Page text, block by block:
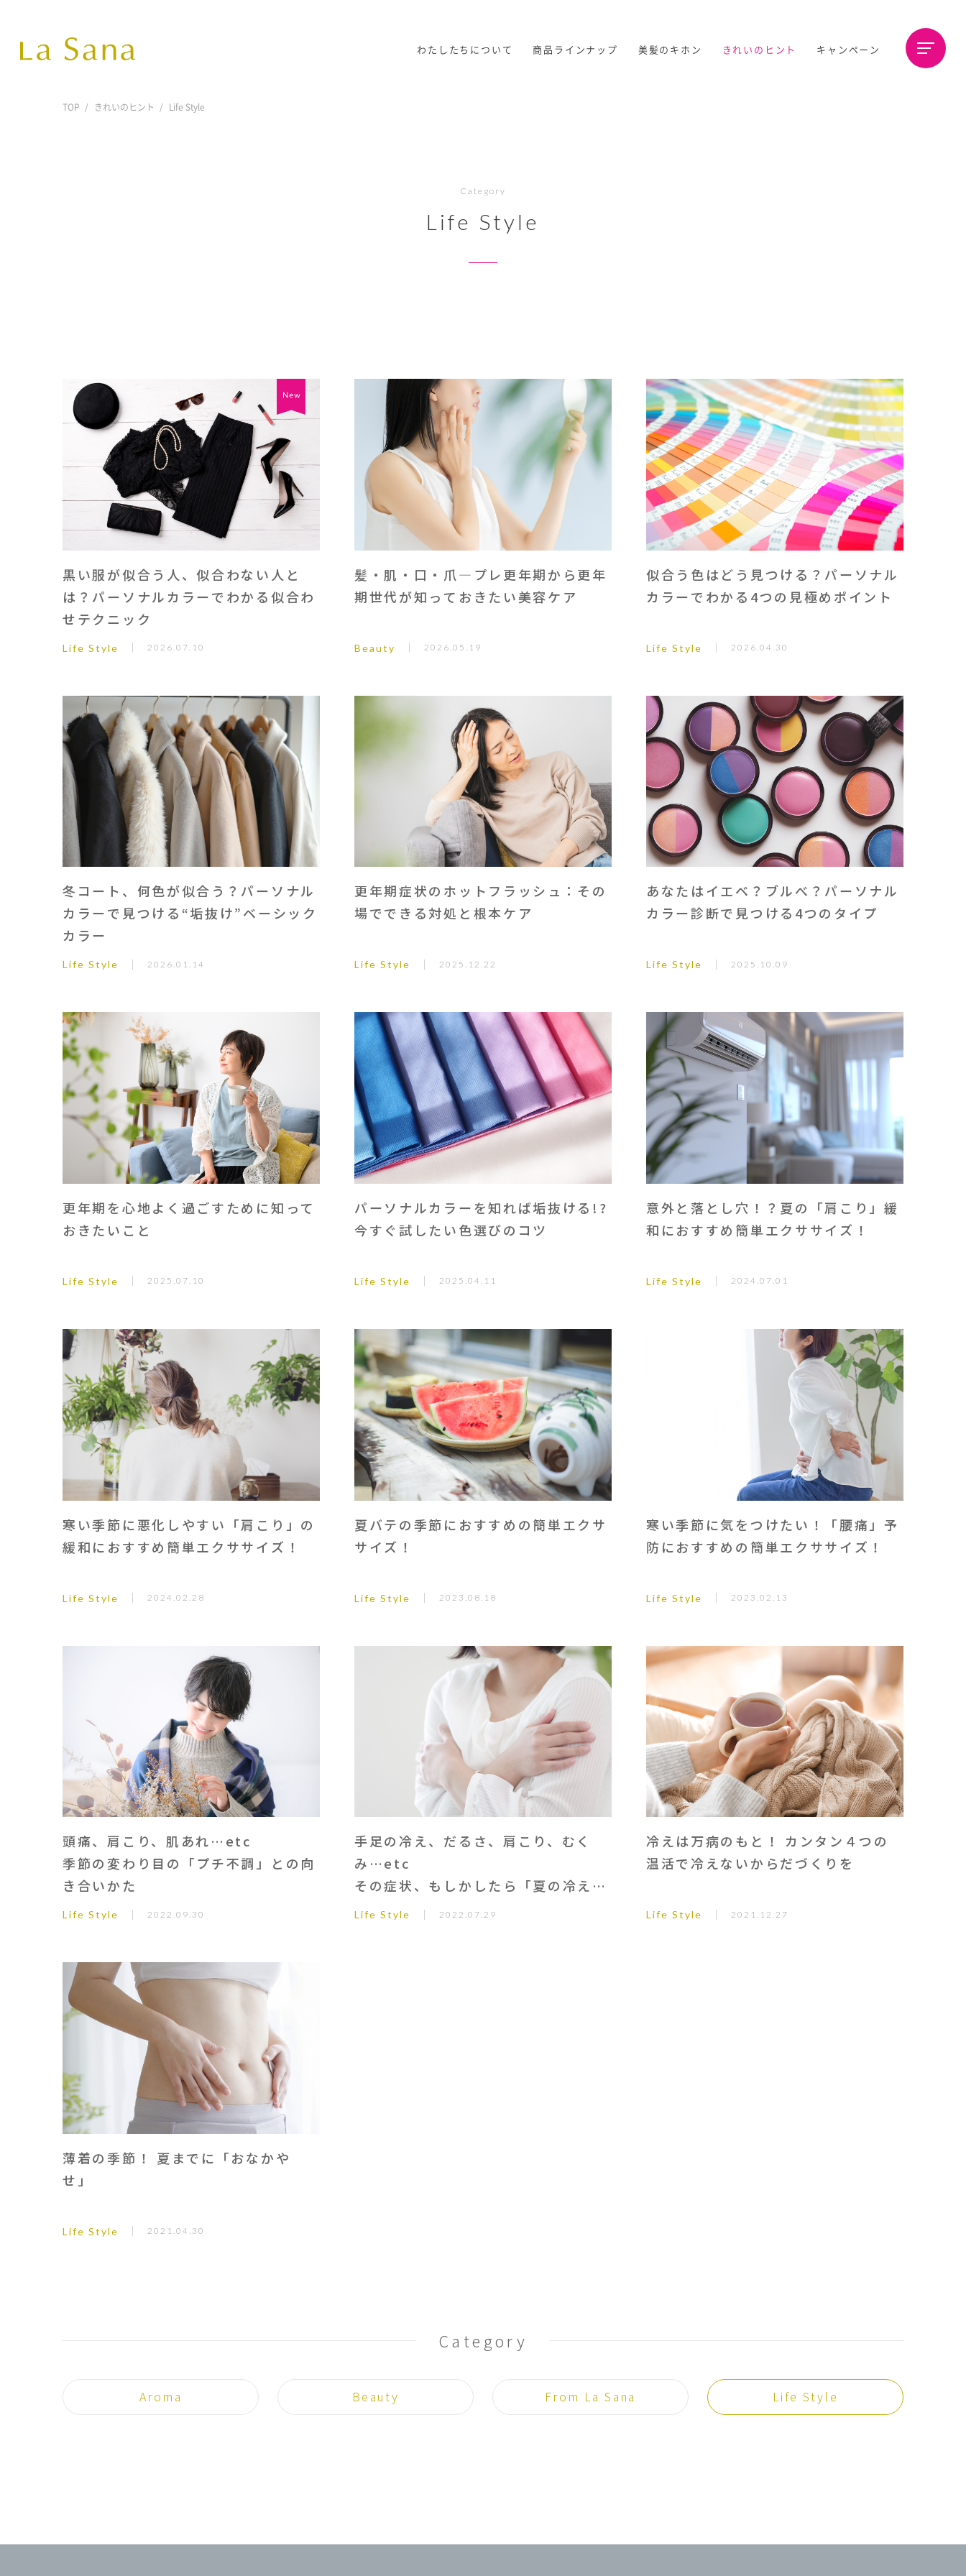
わたしたちについて 商品ラインナップ 美髪のキホン きれいのヒント キャンペーン
TOP きれいのヒント Life Style
Category
Life Style
黒い服が似合う人、似合わない人と
は？パーソナルカラーでわかる似合わ
せテクニック
Life Style 2026.07.10
髪・肌・口・爪―プレ更年期から更年
期世代が知っておきたい美容ケア
Beauty 2026.05.19
似合う色はどう見つける？パーソナル
カラーでわかる4つの見極めポイント
Life Style 2026.04.30
冬コート、何色が似合う？パーソナル
カラーで見つける“垢抜け”ベーシック
カラー
Life Style 2026.01.14
更年期症状のホットフラッシュ：その
場でできる対処と根本ケア
Life Style 2025.12.22
あなたはイエベ？ブルべ？パーソナル
カラー診断で見つける4つのタイプ
Life Style 2025.10.09
更年期を心地よく過ごすために知って
おきたいこと
Life Style 2025.07.10
パーソナルカラーを知れば垢抜ける!?
今すぐ試したい色選びのコツ
Life Style 2025.04.11
意外と落とし穴！？夏の「肩こり」緩
和におすすめ簡単エクササイズ！
Life Style 2024.07.01
寒い季節に悪化しやすい「肩こり」の
緩和におすすめ簡単エクササイズ！
Life Style 2024.02.28
夏バテの季節におすすめの簡単エクサ
サイズ！
Life Style 2023.08.18
寒い季節に気をつけたい！「腰痛」予
防におすすめの簡単エクササイズ！
Life Style 2023.02.13
頭痛、肩こり、肌あれ…etc
季節の変わり目の「プチ不調」との向
き合いかた
Life Style 2022.09.30
手足の冷え、だるさ、肩こり、むく
み…etc
その症状、もしかしたら「夏の冷え」
が原因かも
Life Style 2022.07.29
冷えは万病のもと！ カンタン４つの
温活で冷えないからだづくりを
Life Style 2021.12.27
薄着の季節！ 夏までに「おなかや
せ」
Life Style 2021.04.30
Category
Aroma Beauty From La Sana Life Style